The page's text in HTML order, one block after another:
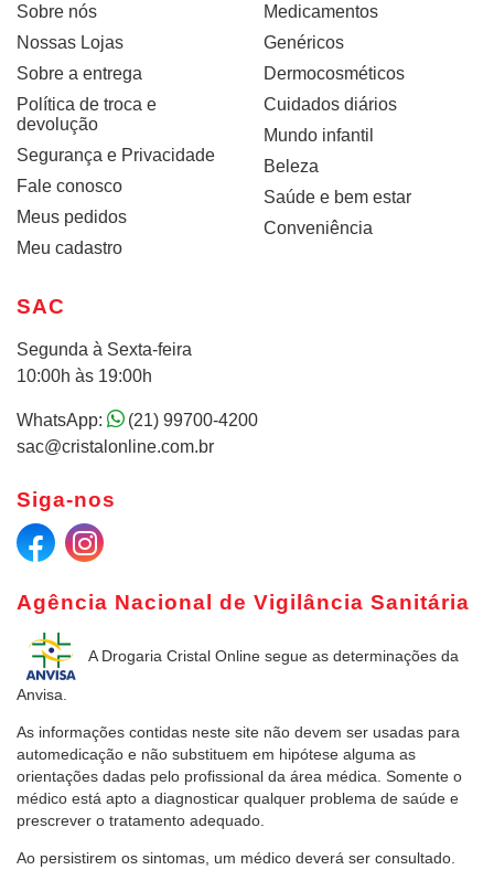
Sobre nós
Nossas Lojas
Sobre a entrega
Política de troca e
devolução
Segurança e Privacidade
Fale conosco
Meus pedidos
Meu cadastro
Medicamentos
Genéricos
Dermocosméticos
Cuidados diários
Mundo infantil
Beleza
Saúde e bem estar
Conveniência
Agência Nacional de Vigilância Sanitária
A Drogaria Cristal Online segue as determinações da
Anvisa.
As informações contidas neste site não devem ser usadas para
automedicação e não substituem em hipótese alguma as
orientações dadas pelo profissional da área médica. Somente o
médico está apto a diagnosticar qualquer problema de saúde e
prescrever o tratamento adequado.
Ao persistirem os sintomas, um médico deverá ser consultado.
SAC
Segunda à Sexta-feira
10:00h às 19:00h
WhatsApp:
(21) 99700-4200
sac@cristalonline.com.br
Siga-nos